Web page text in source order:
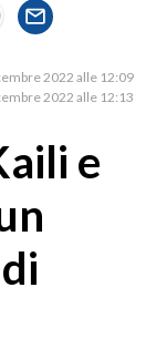
2022 alle 12:09
2022 alle 12:13
e